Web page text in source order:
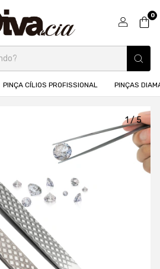
0
PINÇA CÍLIOS PROFISSIONAL PINÇAS
1/5